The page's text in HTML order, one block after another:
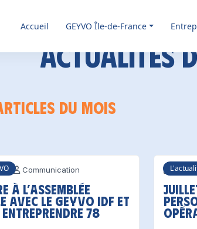
Accueil GEYVOÎle-de-France
Actualités
du mois
Communication
à l’Assemblée
le GEYVO IDF et
78
22